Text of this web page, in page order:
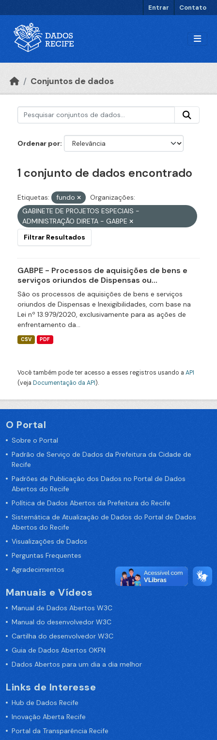
Entrar Contato
Conjuntos de dados
Ordenar por
1 conjunto de dados encontrado
Etiquetas: fundo
Organizações:
GABINETE DE PROJETOS ESPECIAIS -
ADMINISTRAÇÃO DIRETA - GABPE
Filtrar Resultados
GABPE - Processos de aquisições de bens e
serviços oriundos de Dispensas ou...
São os processos de aquisições de bens e serviços
oriundos de Dispensas e Inexigibilidades, com base na
Lei nº 13.979/2020, exclusivamente para as ações de
enfrentamento da...
CSV PDF
Você também pode ter acesso a esses registros usando a API
(veja Documentação da API).
O Portal
Sobre o Portal
Padrão de Serviço de Dados da Prefeitura da Cidade de
Recife
Padrões de Publicação dos Dados no Portal de Dados
Abertos do Recife
Política de Dados Abertos da Prefeitura do Recife
Sistemática de Atualização de Dados do Portal de Dados
Abertos do Recife
Visualizações de Dados
Perguntas Frequentes
Agradecimentos
Manuais e Vídeos
Manual de Dados Abertos W3C
Manual do desenvolvedor W3C
Cartilha do desenvolvedor W3C
Guia de Dados Abertos OKFN
Dados Abertos para um dia a dia melhor
Links de Interesse
Hub de Dados Recife
Inovação Aberta Recife
Portal da Transparência Recife